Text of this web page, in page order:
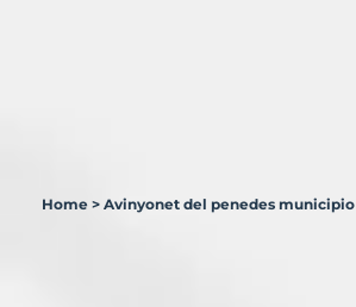
Home > Avinyonet del penedes municipio